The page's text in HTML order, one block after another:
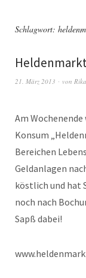
Schlagwort:
21. März 2013 von
Am
Konsum
Bereichen
Geldanlagen
köstlich und hat
noch nach
Sapß dabei!